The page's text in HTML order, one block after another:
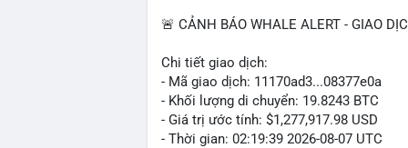
🚨 CẢNH BÁO WHALE ALERT - GIAO
Chi tiết giao dịch:
- Mã giao dịch: 11170ad3...08377e0a
- Khối lượng di chuyển: 19.8243 BTC
- Giá trị ước tính: $1,277,917.98 USD
- Thời gian: 02:19:39 2026-08-07 UTC